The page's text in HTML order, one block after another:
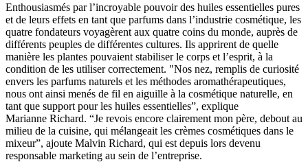
Enthousiasmés par l’incroyable pouvoir des huiles essentielles pures
et de leurs effets en tant que parfums dans l’industrie cosmétique, les
quatre fondateurs voyagèrent aux quatre coins du monde, auprès de
différents peuples de différentes cultures. Ils apprirent de quelle
manière les plantes pouvaient stabiliser le corps et l’esprit, à la
condition de les utiliser correctement. "Nos nez, remplis de curiosité
envers les parfums naturels et les méthodes aromathérapeutiques,
nous ont ainsi menés de fil en aiguille à la cosmétique naturelle, en
tant que support pour les huiles essentielles”, explique
Marianne Richard. “Je revois encore clairement mon père, debout au
milieu de la cuisine, qui mélangeait les crèmes cosmétiques dans le
mixeur”, ajoute Malvin Richard, qui est depuis lors devenu
responsable marketing au sein de l’entreprise.